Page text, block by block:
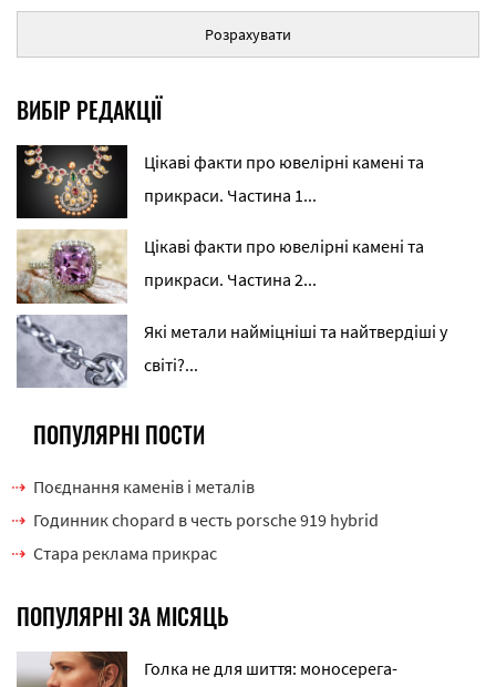
Розрахувати
ВИБІР РЕДАКЦІЇ
Цікаві факти про ювелірні камені та
прикраси. Частина 1...
Цікаві факти про ювелірні камені та
прикраси. Частина 2...
Які метали найміцніші та найтвердіші у
світі?...
ПОПУЛЯРНІ ПОСТИ
Поєднання каменів і металів
Годинник chopard в честь porsche 919 hybrid
Стара реклама прикрас
ПОПУЛЯРНІ ЗА МІСЯЦЬ
Голка не для шиття: моносерега-